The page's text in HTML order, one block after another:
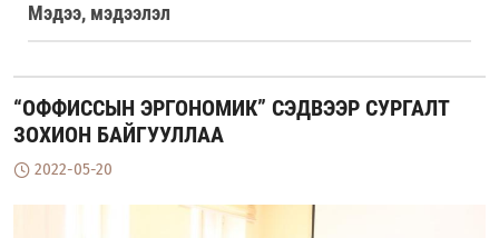
Мэдээ, мэдээлэл
“ОФФИССЫН ЭРГОНОМИК” СЭДВЭЭР СУРГАЛТ
ЗОХИОН БАЙГУУЛЛАА
2022-05-20